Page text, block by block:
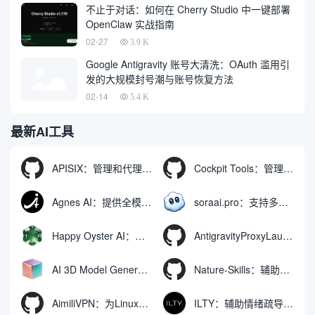
不止于对话：如何在 Cherry Studio 中一键部署
OpenClaw 实战指南
02-27 3.9 K
Google Antigravity 账号大清洗：OAuth 滥用引
发的大规模封号潮与账号恢复方法
02-14 5.4 K
最新AI工具
APISIX：管理和代理API及大模型流量的高性能网关 Cockpit Tools：管理多个AI编程IDE账号与配置多开独立实例的本地桌面应用
Agnes AI：提供全模态模型免费API、支持图文视频生成与复杂工程执行的智能体平台 soraai.pro：支持多模型文字转视频和图像生成的在线创作工具
Happy Oyster AI：生成可交互式3D虚拟世界与视频的大模型 AntigravityProxyLauncher：免TUN全局代理使用Antigravity IDE
AI 3D Model Generator：通过文本和图像快速生成3D模型的在线工具 Nature-Skills：辅助撰写学术论文和绘制科研图表的智能体插件
AimiliVPN：为Linux提供纯净出站家庭IP的VPN代理网关 ILTY：辅助情绪疏导与提供行动建议的AI陪伴工具